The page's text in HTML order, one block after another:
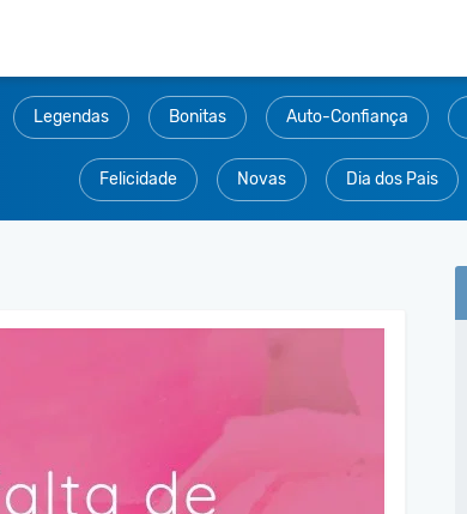
Legendas Bonitas Auto-Confiança
Felicidade Novas Dia dos Pais